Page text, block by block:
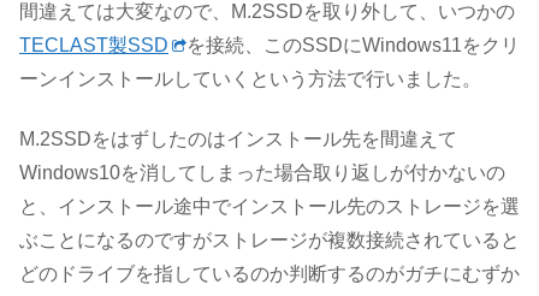
間違えては大変なので、M.2SSDを取り外して、いつかの
TECLAST製SSD
を接続、このSSDにWindows11をクリ
ーンインストールしていくという方法で行いました。
M.2SSDをはずしたのはインストール先を間違えて
Windows10を消してしまった場合取り返しが付かないの
と、インストール途中でインストール先のストレージを選
ぶことになるのですがストレージが複数接続されていると
どのドライブを指しているのか判断するのがガチにむずか